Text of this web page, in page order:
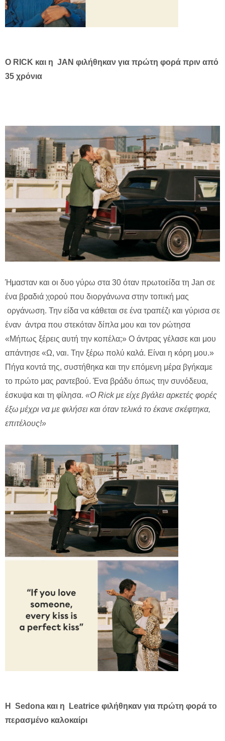
O RICK και η JAN φιλήθηκαν για πρώτη φορά πριν από
35 χρόνια
Ήμασταν και οι δυο γύρω στα 30 όταν πρωτοείδα τη Jan σε
ένα βραδιά χορού που διοργάνωνα στην τοπική μας
οργάνωση. Την είδα να κάθεται σε ένα τραπέζι και γύρισα σε
έναν άντρα που στεκόταν δίπλα μου και τον ρώτησα
«Μήπως ξέρεις αυτή την κοπέλα;» O άντρας γέλασε και μου
απάντησε «Ω, ναι. Την ξέρω πολύ καλά. Είναι η κόρη μου.»
Πήγα κοντά της, συστήθηκα και την επόμενη μέρα βγήκαμε
το πρώτο μας ραντεβού. Ένα βράδυ όπως την συνόδευα,
έσκυψα και τη φίλησα. «Ο Rick με είχε βγάλει αρκετές φορές
έξω μέχρι να με φιλήσει και όταν τελικά το έκανε σκέφτηκα,
επιτέλους!»
Η
Sedona και η Leatrice φιλήθηκαν για πρώτη φορά το
περασμένο καλοκαίρι